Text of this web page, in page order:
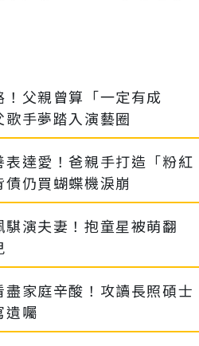
父親曾算「一定有成
手夢踏入演藝圈
達愛！爸親手打造「粉紅
仍買蝴蝶機淚崩
騏演夫妻！抱童星被萌翻
家庭辛酸！攻讀長照碩士
囑